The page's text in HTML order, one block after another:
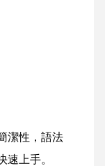
潔性，語法
速上手。